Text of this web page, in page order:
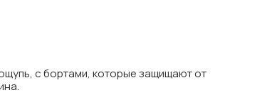
с бортами, которые защищают от